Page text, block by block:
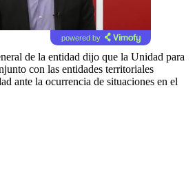
powered by
de la entidad dijo que la Unidad para
con las entidades territoriales
ante la ocurrencia de situaciones en el